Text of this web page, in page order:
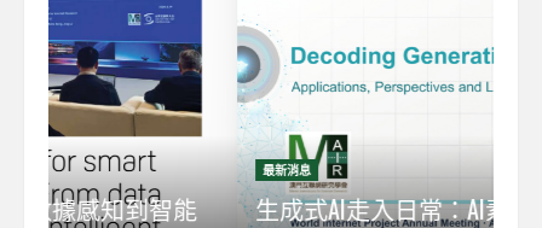
最新消息
生成式AI走入日常：AI素養與新數碼鴻